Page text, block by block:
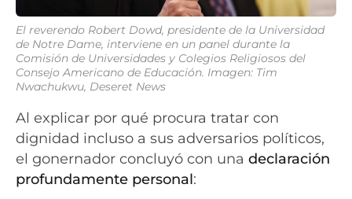
El reverendo Robert Dowd, presidente de la Universidad
de Notre Dame, interviene en un panel durante la
Comisión de Universidades y Colegios Religiosos del
Consejo Americano de Educación. Imagen: Tim
Nwachukwu, Deseret News
Al explicar por qué procura tratar con
dignidad incluso a sus adversarios políticos,
el gonernador concluyó con una declaración
profundamente personal: